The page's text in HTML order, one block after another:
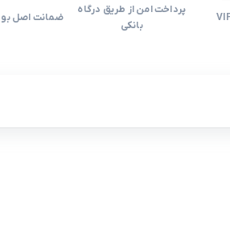
پرداخت امن از طریق درگاه
بانکی
ضمانت اصل